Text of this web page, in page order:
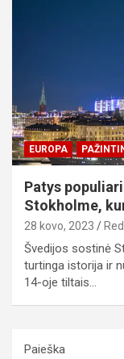
EUROPA
Patys
Stokholme,
28 kovo, 2023
Švedijos sostinė
turtinga istorija ir
14-oje tiltais…
Paieška